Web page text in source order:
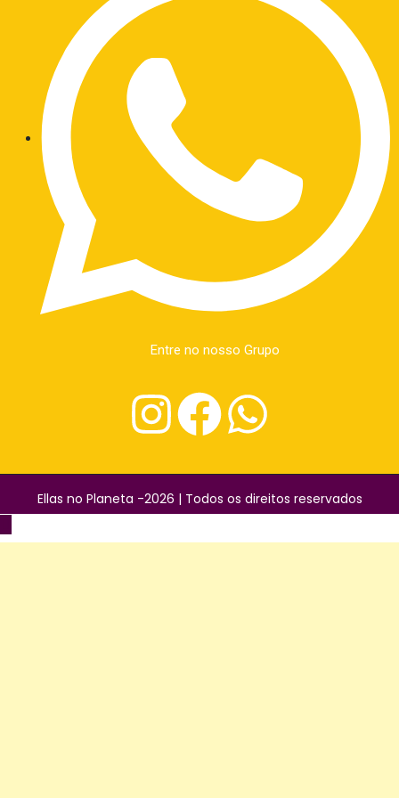
Entre no nosso Grupo
Ellas no Planeta -2026 | Todos os direitos reservados